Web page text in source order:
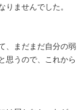
ませんでした。
、まだまだ自分の弱
思うので、これから